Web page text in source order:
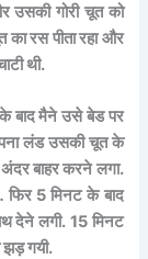
उसकी गोरी चूत को
रस पीता रहा और
थी.
बाद मैने उसे बेड पर
लंड उसकी चूत के
बाहर करने लगा.
5 मिनट के बाद
देने लगी. 15 मिनट
झड़ गयी.